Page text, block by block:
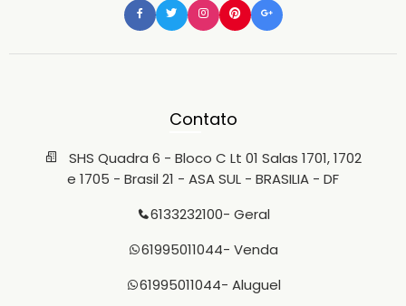
Contato
SHS Quadra 6 - Bloco C Lt 01 Salas 1701, 1702
e 1705 - Brasil 21 - ASA SUL - BRASILIA - DF
6133232100- Geral
61995011044- Venda
61995011044- Aluguel